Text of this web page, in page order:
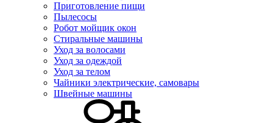
Приготовление пищи
Пылесосы
Робот мойщик окон
Стиральные машины
Уход за волосами
Уход за одеждой
Уход за телом
Чайники электрические, самовары
Швейные машины